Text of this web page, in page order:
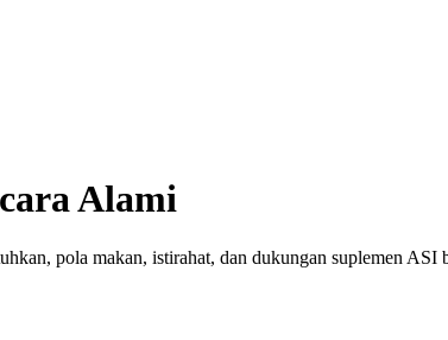
Alami
pola makan, istirahat, dan dukungan suplemen ASI